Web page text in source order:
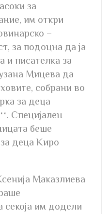
за
им откри
–
за подоцна да ја
и писателка за
Мицева да
собрани во
за деца
Специјален
беше
деца Киро
Маказлиева
секоја им додели